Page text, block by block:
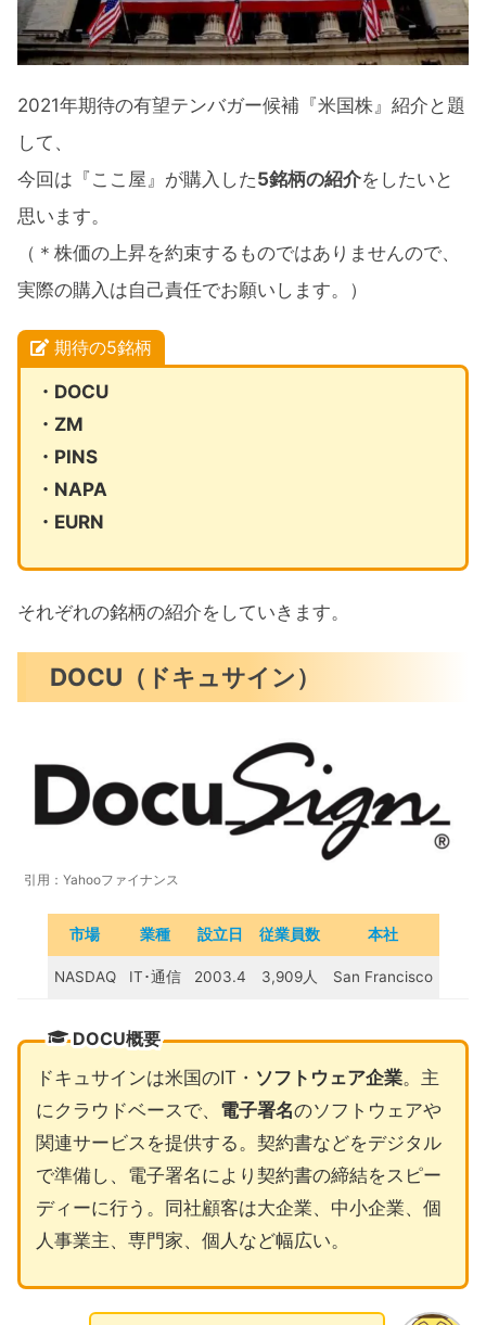
2021年期待の有望テンバガー候補米国株：
2021年期待の有望テンバガー候補『米国株』紹介と題
して、
今回は『ここ屋』が購入した5銘柄の紹介をしたいと
思います。
（＊株価の上昇を約束するものではありませんので、
実際の購入は自己責任でお願いします。）
期待の5銘柄
・DOCU
・ZM
・PINS
・NAPA
・EURN
それぞれの銘柄の紹介をしていきます。
DOCU（ドキュサイン）
引用：Yahooファイナンス
市場 業種 設立日 従業員数 本社
NASDAQ IT･通信 2003.4 3,909人 San Francisco
DOCU概要
ドキュサインは米国のIT・ ソフトウェア企業。主
にクラウドベースで、 電子署名のソフトウェアや
関連サービスを提供する。契約書などをデジタル
で準備し、電子署名により契約書の締結をスピー
ディーに行う。同社顧客は大企業、中小企業、個
人事業主、専門家、個人など幅広い。